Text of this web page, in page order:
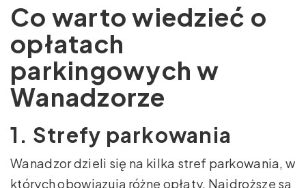
Co warto wiedzieć o
opłatach
parkingowych w
Wanadzorze
1. Strefy parkowania
Wanadzor dzieli się na kilka stref parkowania, w
których obowiązują różne opłaty. Najdroższe są